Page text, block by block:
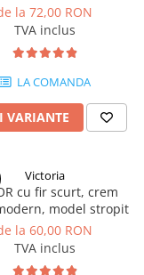
la 72,00 RON
TVA inclus
LA COMANDA
VARIANTE
Victoria
cu fir scurt, crem
model stropit
la 60,00 RON
TVA inclus